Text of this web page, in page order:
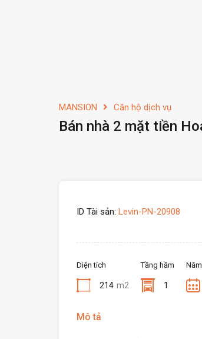
MANSION Căn hộ dịch vụ
Bán nhà 2 mặt tiền
ID Tài sản: Levin-PN-20908
Diện tích
214 m2
Tầng hầm
1
Mô tả